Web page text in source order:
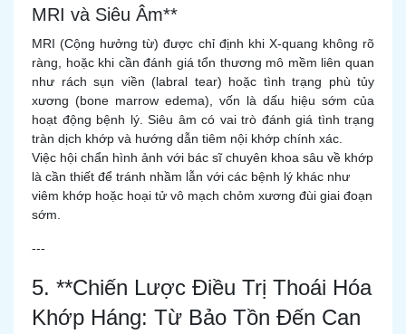
MRI và Siêu Âm**
MRI (Cộng hưởng từ) được chỉ định khi X-quang không rõ
ràng, hoặc khi cần đánh giá tổn thương mô mềm liên quan
như rách sụn viền (labral tear) hoặc tình trạng phù tủy
xương (bone marrow edema), vốn là dấu hiệu sớm của
hoạt động bệnh lý. Siêu âm có vai trò đánh giá tình trạng
tràn dịch khớp và hướng dẫn tiêm nội khớp chính xác.
Việc hội chẩn hình ảnh với bác sĩ chuyên khoa sâu về khớp
là cần thiết để tránh nhầm lẫn với các bệnh lý khác như
viêm khớp hoặc hoại tử vô mạch chỏm xương đùi giai đoạn
sớm.
---
5. **Chiến Lược Điều Trị Thoái Hóa
Khớp Háng: Từ Bảo Tồn Đến Can